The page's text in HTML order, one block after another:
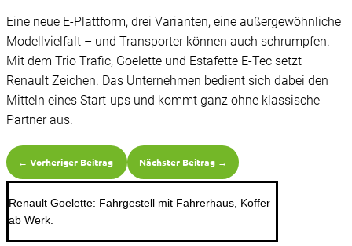
Eine neue E-Plattform, drei Varianten, eine außergewöhnliche
Modellvielfalt – und Transporter können auch schrumpfen.
Mit dem Trio Trafic, Goelette und Estafette E-Tec setzt
Renault Zeichen. Das Unternehmen bedient sich dabei den
Mitteln eines Start-ups und kommt ganz ohne klassische
Partner aus.
Renault Goelette: Fahrgestell mit Fahrerhaus, Koffer
ab Werk.
← Vorheriger Beitrag Nächster Beitrag →